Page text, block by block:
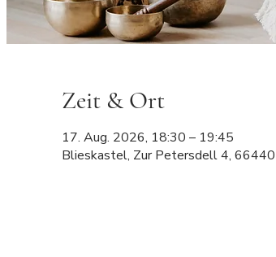
Zeit & Ort
17. Aug. 2026, 18:30 – 19:45
Blieskastel, Zur Petersdell 4,